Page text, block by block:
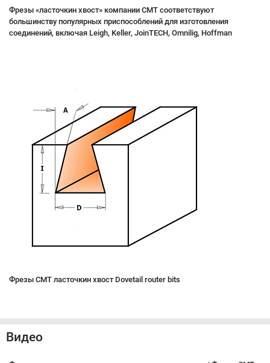
Фрезы «ласточкин хвост» компании CMT соответствуют
большинству популярных приспособлений для изготовления
соединений, включая Leigh, Keller, JoinTECH, Omnilig, Hoffman
Фрезы CMT ласточкин хвост Dovetail router bits
Видео